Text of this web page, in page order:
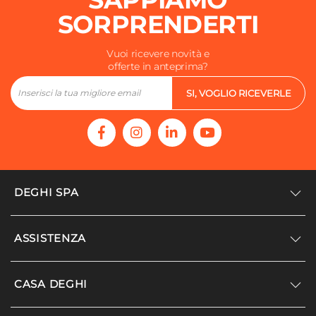
SORPRENDERTI
Vuoi ricevere novità e
offerte in anteprima?
SI, VOGLIO RICEVERLE
DEGHI SPA
Accedi/Registrati
ASSISTENZA
Supporto
CASA DEGHI